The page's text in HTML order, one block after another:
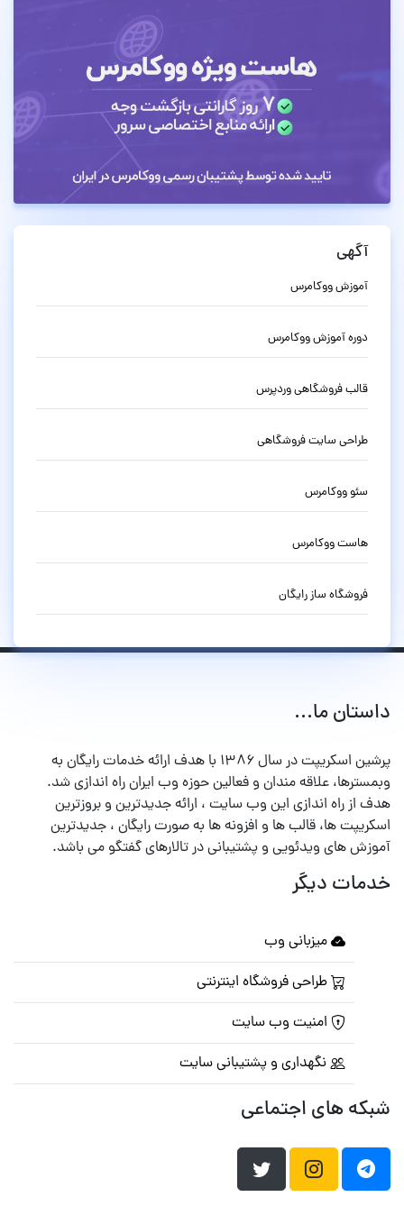
آگهی
آموزش ووکامرس
دوره آموزش ووکامرس
قالب فروشگاهی وردپرس
طراحی سایت فروشگاهی
سئو ووکامرس
هاست ووکامرس
فروشگاه ساز رایگان
داستان ما...
پرشین اسکریپت در سال ۱۳۸۶ با هدف ارائه خدمات رایگان به
وبمسترها، علاقه مندان و فعالین حوزه وب ایران راه اندازی شد.
هدف از راه اندازی این وب سایت ، ارائه جدیدترین و بروزترین
اسکریپت ها، قالب ها و افزونه ها به صورت رایگان ، جدیدترین
آموزش های ویدئویی و پشتیبانی در تالارهای گفتگو می باشد.
خدمات دیگر
میزبانی وب
طراحی فروشگاه اینترنتی
امنیت وب سایت
نگهداری و پشتیبانی سایت
شبکه های اجتماعی